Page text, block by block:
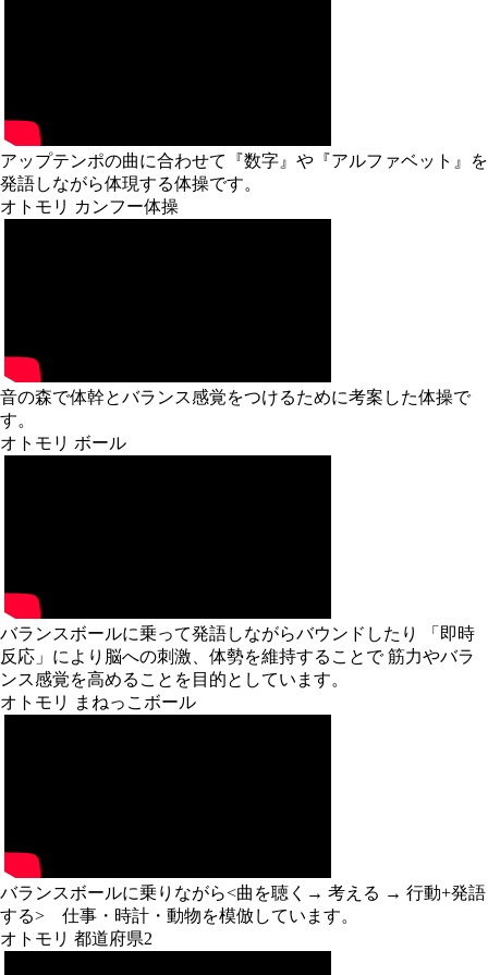
アップテンポの曲に合わせて『数字』や『アルファベット』を
発語しながら体現する体操です。
オトモリ カンフー体操
音の森で体幹とバランス感覚をつけるために考案した体操で
す。
オトモリ ボール
バランスボールに乗って発語しながらバウンドしたり 「即時
反応」により脳への刺激、体勢を維持することで 筋力やバラ
ンス感覚を高めることを目的としています。
オトモリ まねっこボール
バランスボールに乗りながら<曲を聴く→ 考える → 行動+発語
する> 仕事・時計・動物を模倣しています。
オトモリ 都道府県2